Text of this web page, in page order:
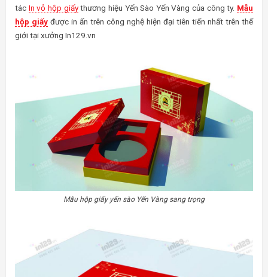
tác In vỏ hộp giấythương hiệu Yến Sào Yến Vàng của công ty. Mẫu
hộp giấy được in ấn trên công nghệ hiện đại tiên tiến nhất trên thế
giới tại xưởng In129.vn
Mẫu hộp giấy yến sào Yến Vàng sang trọng